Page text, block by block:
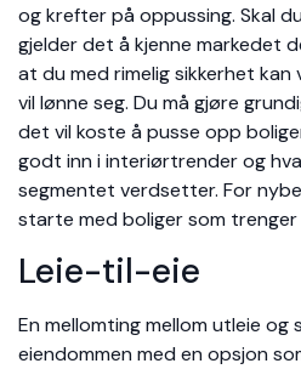
og krefter på oppussing. Skal
gjelder det å kjenne markedet
at du med rimelig sikkerhet
vil lønne seg. Du må gjøre
det vil koste å pusse opp
godt inn i interiørtrender og
segmentet verdsetter. For
starte med boliger som
Leie-til-eie
En mellomting mellom utleie og
eiendommen med en opsjon